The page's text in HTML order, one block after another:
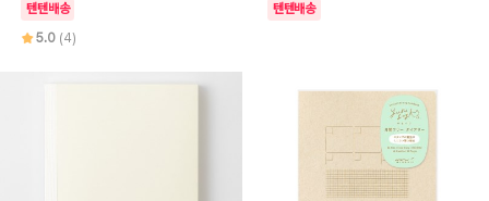
텐텐배송
5.0 (4)
텐텐배송